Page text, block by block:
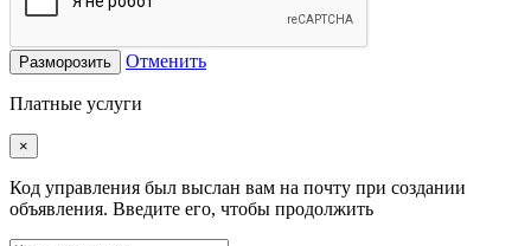
Разморозить Отменить
Платные услуги
×
Код управления был выслан вам на почту при создании
объявления. Введите его, чтобы продолжить